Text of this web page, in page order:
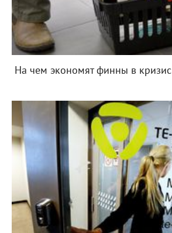
На чем экономят финны в кризис